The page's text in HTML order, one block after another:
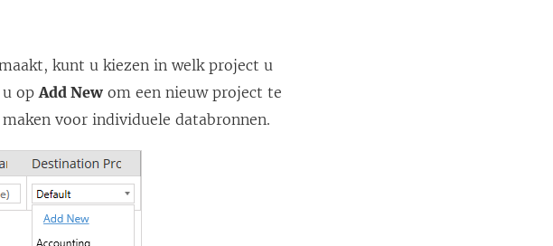
kunt u kiezen in welk project u
u opAdd New om een nieuw project te
voor individuele databronnen.